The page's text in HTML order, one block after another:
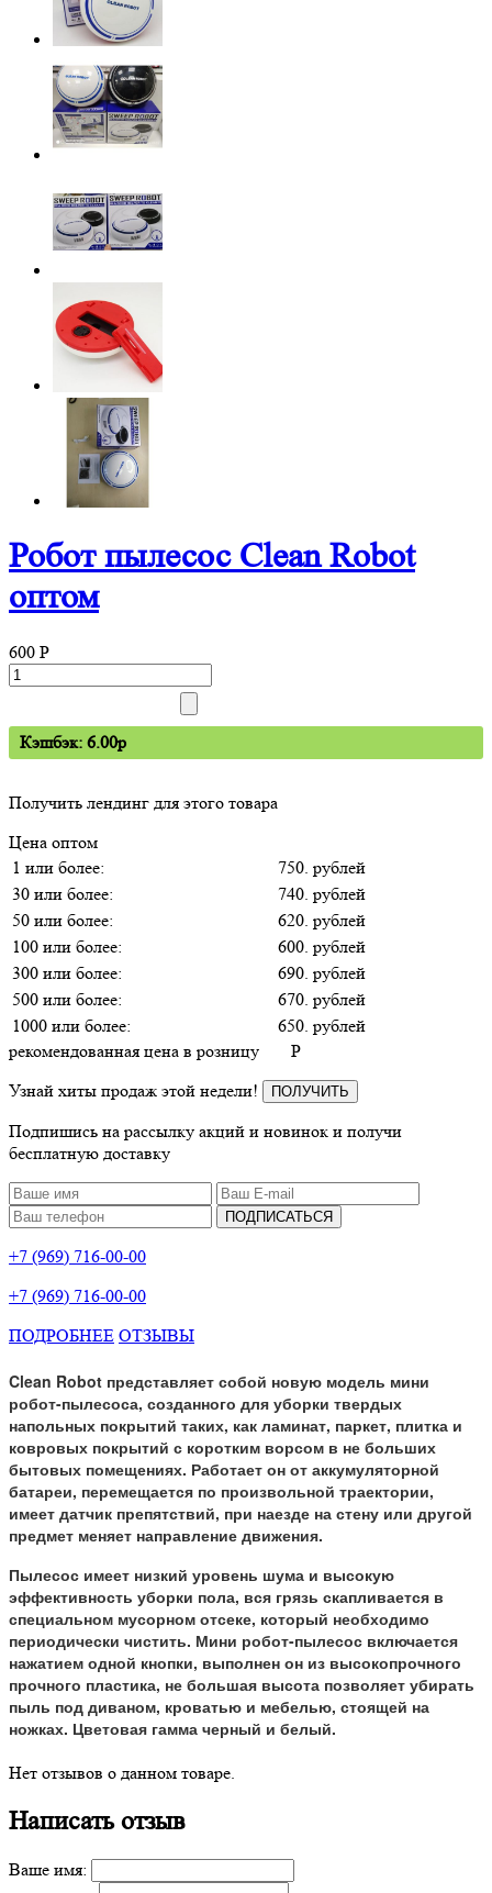
Робот пылесос Clean Robot
оптом
600 P
Кэшбэк: 6.00p
Получить лендинг для этого товара
Цена оптом
1 или более:
750. рублей
30 или более:
740. рублей
50 или более:
620. рублей
100 или более:
600. рублей
300 или более:
690. рублей
500 или более:
670. рублей
1000 или более:
650. рублей
рекомендованная цена в розницу
P
Узнай хиты продаж этой недели!
ПОЛУЧИТЬ
Подпишись на рассылку акций и новинок и получи
бесплатную доставку
ПОДПИСАТЬСЯ
+7 (969) 716-00-00
+7 (969) 716-00-00
ПОДРОБНЕЕ ОТЗЫВЫ
Clean Robot представляет собой новую модель мини
робот-пылесоса, созданного для уборки твердых
напольных покрытий таких, как ламинат, паркет, плитка и
ковровых покрытий с коротким ворсом в не больших
бытовых помещениях. Работает он от аккумуляторной
батареи, перемещается по произвольной траектории,
имеет датчик препятствий, при наезде на стену или другой
предмет меняет направление движения.
Пылесос имеет низкий уровень шума и высокую
эффективность уборки пола, вся грязь скапливается в
специальном мусорном отсеке, который необходимо
периодически чистить. Мини робот-пылесос включается
нажатием одной кнопки, выполнен он из высокопрочного
прочного пластика, не большая высота позволяет убирать
пыль под диваном, кроватью и мебелью, стоящей на
ножках. Цветовая гамма черный и белый.
Нет отзывов о данном товаре.
Написать отзыв
Ваше имя: